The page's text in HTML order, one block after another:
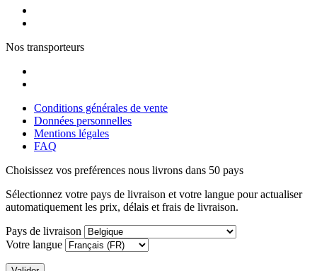
Nos transporteurs
Conditions générales de vente
Données personnelles
Mentions légales
FAQ
Choisissez vos preférences nous livrons dans 50 pays
Sélectionnez votre pays de livraison et votre langue pour actualiser
automatiquement les prix, délais et frais de livraison.
Pays de livraison
Votre langue